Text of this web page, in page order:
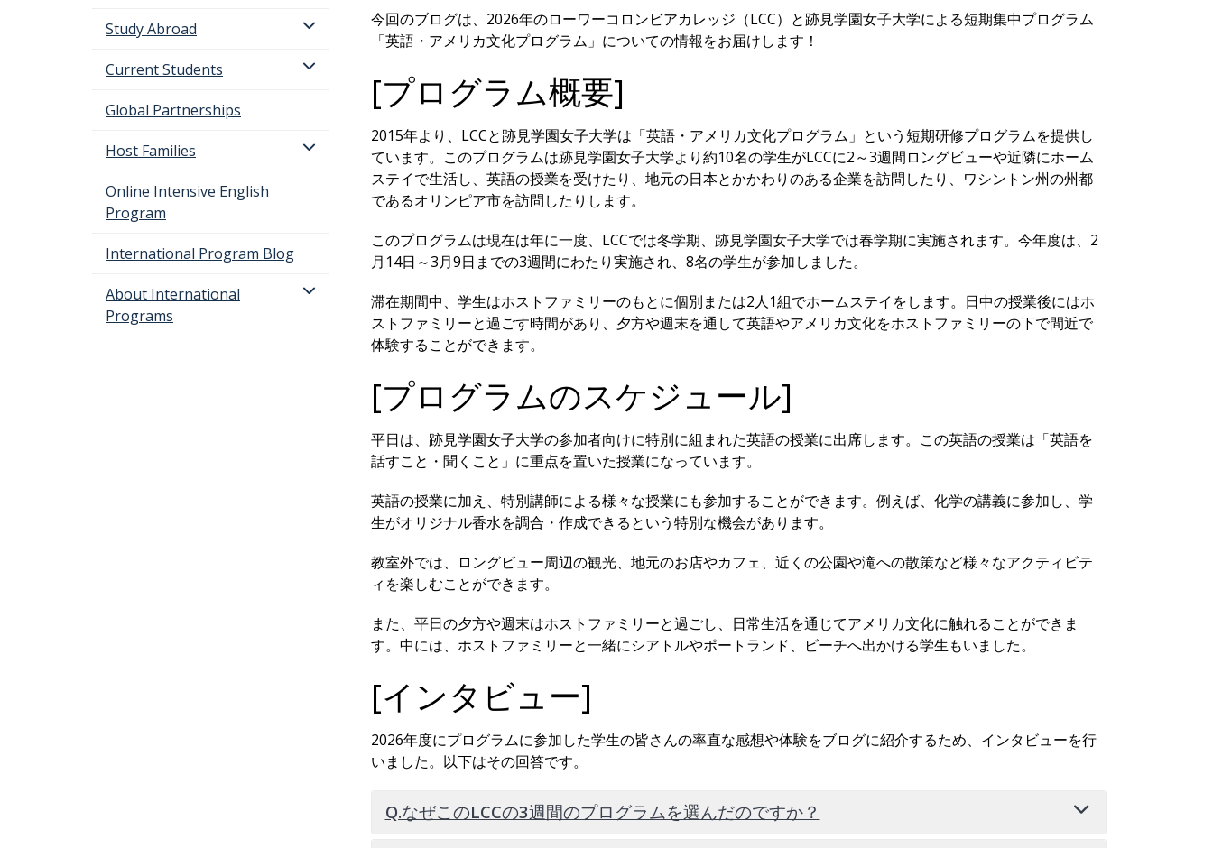
Study Abroad
Current Students
Global Partnerships
Host Families
Online Intensive English
Program
International Program Blog
About International
Programs
今回のブログは、2026年のローワーコロンビアカレッジ（LCC）と跡見学園女子大学による短期集中プログラム
「英語・アメリカ文化プログラム」についての情報をお届けします！
[プログラム概要]
2015年より、LCCと跡見学園女子大学は「英語・アメリカ文化プログラム」という短期研修プログラムを提供し
ています。このプログラムは跡見学園女子大学より約10名の学生がLCCに2～3週間ロングビューや近隣にホーム
ステイで生活し、英語の授業を受けたり、地元の日本とかかわりのある企業を訪問したり、ワシントン州の州都
であるオリンピア市を訪問したりします。
このプログラムは現在は年に一度、LCCでは冬学期、跡見学園女子大学では春学期に実施されます。今年度は、2
月14日～3月9日までの3週間にわたり実施され、8名の学生が参加しました。
滞在期間中、学生はホストファミリーのもとに個別または2人1組でホームステイをします。日中の授業後にはホ
ストファミリーと過ごす時間があり、夕方や週末を通して英語やアメリカ文化をホストファミリーの下で間近で
体験することができます。
[プログラムのスケジュール]
平日は、跡見学園女子大学の参加者向けに特別に組まれた英語の授業に出席します。この英語の授業は「英語を
話すこと・聞くこと」に重点を置いた授業になっています。
英語の授業に加え、特別講師による様々な授業にも参加することができます。例えば、化学の講義に参加し、学
生がオリジナル香水を調合・作成できるという特別な機会があります。
教室外では、ロングビュー周辺の観光、地元のお店やカフェ、近くの公園や滝への散策など様々なアクティビテ
ィを楽しむことができます。
また、平日の夕方や週末はホストファミリーと過ごし、日常生活を通じてアメリカ文化に触れることができま
す。中には、ホストファミリーと一緒にシアトルやポートランド、ビーチへ出かける学生もいました。
[インタビュー]
2026年度にプログラムに参加した学生の皆さんの率直な感想や体験をブログに紹介するため、インタビューを行
いました。以下はその回答です。
Q.なぜこのLCCの3週間のプログラムを選んだのですか？